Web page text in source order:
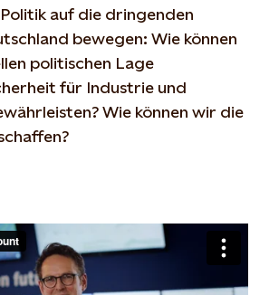
auf die dringenden
bewegen: Wie können
politischen Lage
für Industrie und
Wie können wir die